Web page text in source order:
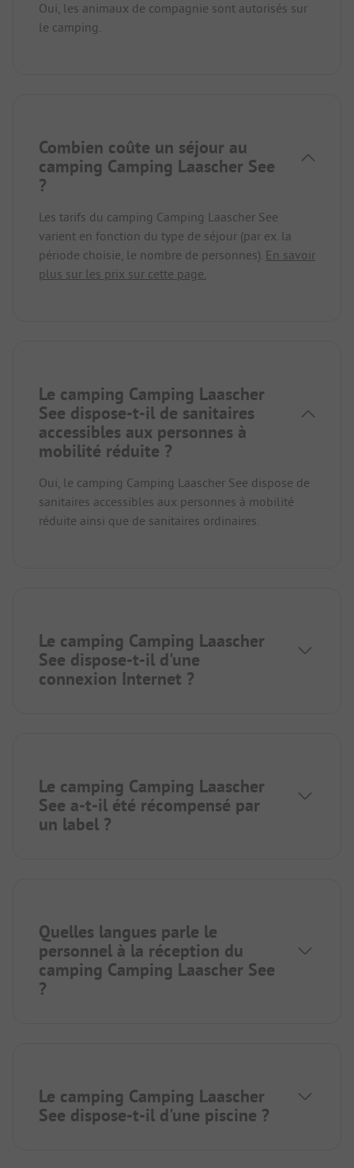
Oui, les animaux de compagnie sont autorisés sur
le camping.
Combien coûte un séjour au
camping Camping Laascher See
?
Les tarifs du camping Camping Laascher See
varient en fonction du type de séjour (par ex. la
période choisie, le nombre de personnes). En savoir
plus sur les prix sur cette page.
Le camping Camping Laascher
See dispose-t-il de sanitaires
accessibles aux personnes à
mobilité réduite ?
Oui, le camping Camping Laascher See dispose de
sanitaires accessibles aux personnes à mobilité
réduite ainsi que de sanitaires ordinaires.
Le camping Camping Laascher
See dispose-t-il d'une
connexion Internet ?
Le camping Camping Laascher
See a-t-il été récompensé par
un label ?
Quelles langues parle le
personnel à la réception du
camping Camping Laascher See
?
Le camping Camping Laascher
See dispose-t-il d'une piscine ?